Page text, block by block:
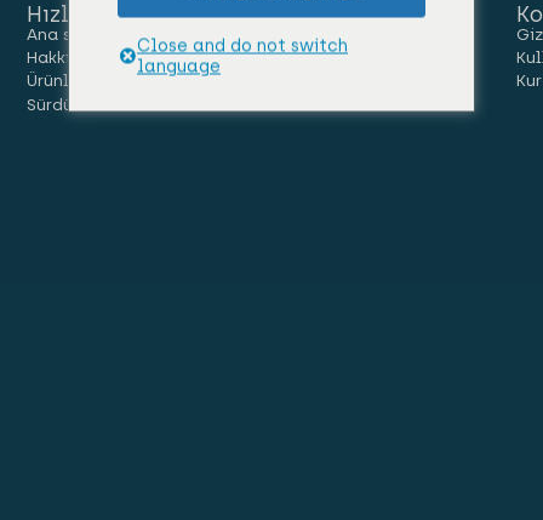
Hızlı Linkler
Ana sayfa
Hakkımızda
Ürünler
Sürdürülebilirlik
İnsanlar
Haberler
Kariyer
Bize Ulaşın
Close and do not switch
language